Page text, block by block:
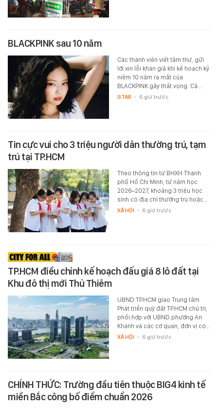
BLACKPINK sau 10 năm
Các thành viên viết tâm thư, gửi
lời xin lỗi khán giả khi kế hoạch kỷ
niệm 10 năm ra mắt của
BLACKPINK gây thất vọng. Cả…
STAR - 6 giờ trước
Tin cực vui cho 3 triệu người dân thường trú, tạm
trú tại TP.HCM
Theo thông tin từ BHXH Thành
phố Hồ Chí Minh, từ năm học
2026–2027, khoảng 3 triệu học
sinh có địa chỉ thường trú hoặc…
XÃ HỘI - 6 giờ trước
TP.HCM điều chỉnh kế hoạch đấu giá 8 lô đất tại
Khu đô thị mới Thủ Thiêm
UBND TP.HCM giao Trung tâm
Phát triển quỹ đất TP.HCM chủ trì,
phối hợp với UBND phường An
Khánh và các cơ quan, đơn vị có…
XÃ HỘI - 6 giờ trước
CHÍNH THỨC: Trường đầu tiên thuộc BIG4 kinh tế
miền Bắc công bố điểm chuẩn 2026